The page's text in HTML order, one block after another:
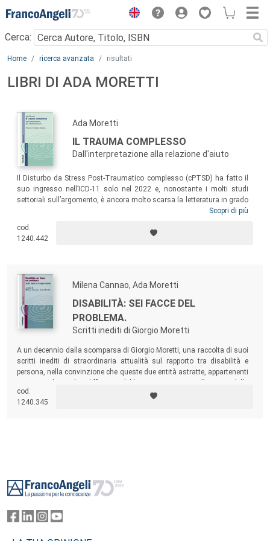
Menu
Cerca:
Main content
Home ricerca avanzata risultati
LIBRI DI ADA MORETTI
Ada Moretti
IL TRAUMA COMPLESSO
Dall'interpretazione alla relazione d'aiuto
Il Disturbo da Stress Post-Traumatico complesso (cPTSD) ha fatto il
suo ingresso nell’ICD-11 solo nel 2022 e, nonostante i molti studi
settoriali sull’argomento, è ancora molto scarsa la letteratura in grado
di presentare una visione esauriente di un disturbo così multiforme.
per la prima volta ai professionisti del campo psicologico una visione a
tutto tondo del trauma complesso che estenda la riflessione alla sfera
Scopri di più
cod.
1240.442
Milena Cannao, Ada Moretti
DISABILITÀ: SEI FACCE DEL
PROBLEMA.
Scritti inediti di Giorgio Moretti
A un decennio dalla scomparsa di Giorgio Moretti, una raccolta di suoi
scritti inediti di straordinaria attualità sul rapporto tra disabilità e
persona, nella convinzione che queste due entità astratte, appartenenti
persona disabile, in base ai bisogni emergenti in quello specifico
soggetto, in quel determinato momento.
cod.
1240.345